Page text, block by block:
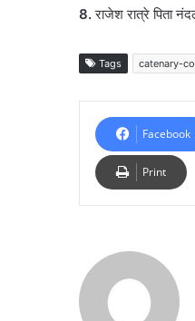
8.राजेश रात्रे पिता
Tags catenary-
Facebook
Print